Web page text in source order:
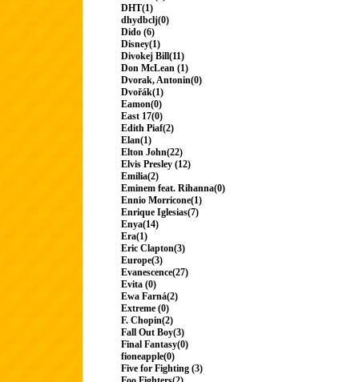
DHT(1)
dhydbclj(0)
Dido (6)
Disney(1)
Divokej Bill(11)
Don McLean (1)
Dvorak, Antonin(0)
Dvořák(1)
Eamon(0)
East 17(0)
Edith Piaf(2)
Elan(1)
Elton John(22)
Elvis Presley (12)
Emilia(2)
Eminem feat. Rihanna(0)
Ennio Morricone(1)
Enrique Iglesias(7)
Enya(14)
Era(1)
Eric Clapton(3)
Europe(3)
Evanescence(27)
Evita (0)
Ewa Farná(2)
Extreme (0)
F. Chopin(2)
Fall Out Boy(3)
Final Fantasy(0)
fioneapple(0)
Five for Fighting (3)